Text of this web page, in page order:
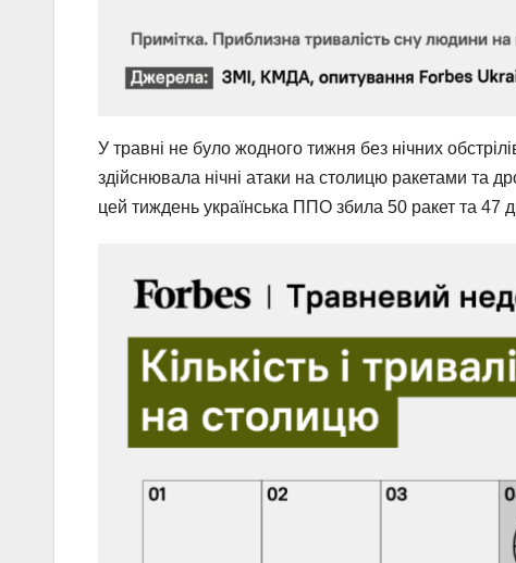
У травні не було жодного тижня без нічних
здійснювала нічні атаки на столицю ракетами та
цей тиждень українська ППО збила 50 ракет та 47